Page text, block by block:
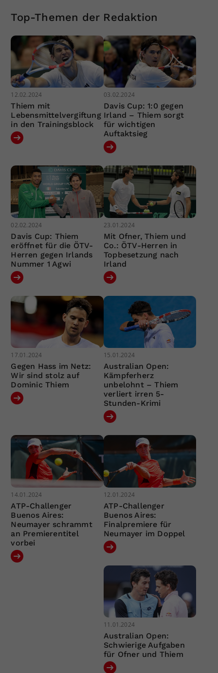
Top-Themen der Redaktion
12.02.2024
Thiem mit
Lebensmittelvergiftung
in den Trainingsblock
03.02.2024
Davis Cup: 1:0 gegen
Irland – Thiem sorgt
für wichtigen
Auftaktsieg
02.02.2024
Davis Cup: Thiem
eröffnet für die ÖTV-
Herren gegen Irlands
Nummer 1 Agwi
23.01.2024
Mit Ofner, Thiem und
Co.: ÖTV-Herren in
Topbesetzung nach
Irland
17.01.2024
Gegen Hass im Netz:
Wir sind stolz auf
Dominic Thiem
15.01.2024
Australian Open:
Kämpferherz
unbelohnt – Thiem
verliert irren 5-
Stunden-Krimi
14.01.2024
ATP-Challenger
Buenos Aires:
Neumayer schrammt
an Premierentitel
vorbei
12.01.2024
ATP-Challenger
Buenos Aires:
Finalpremiere für
Neumayer im Doppel
11.01.2024
Australian Open:
Schwierige Aufgaben
für Ofner und Thiem